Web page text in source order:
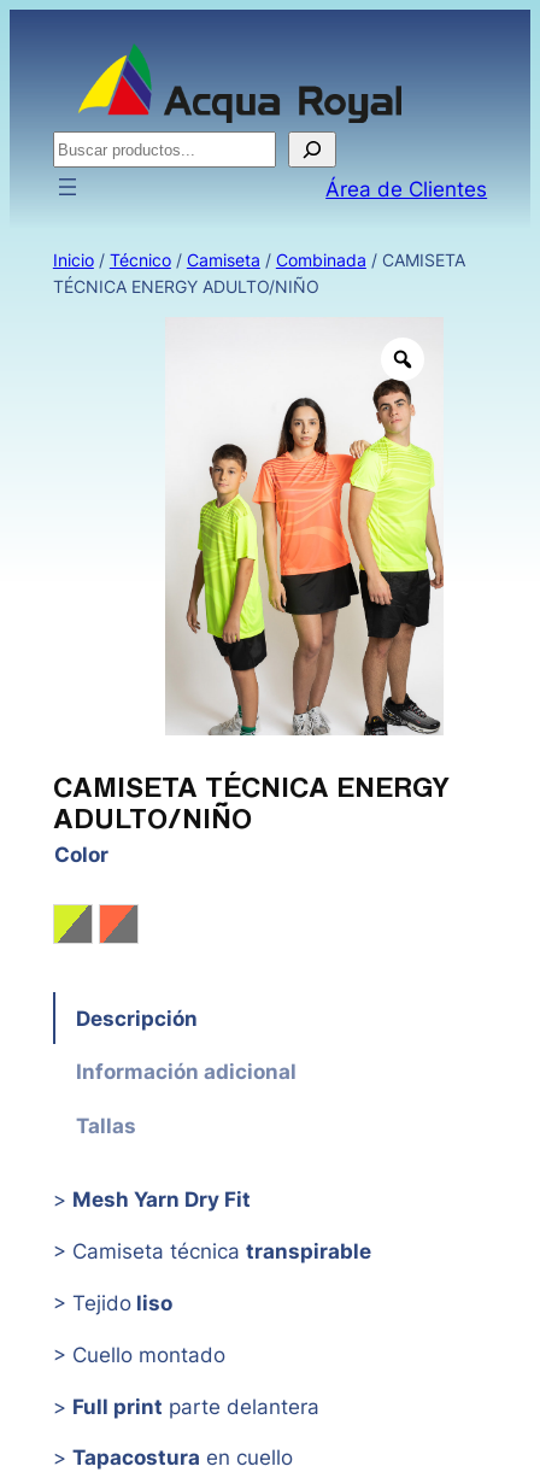
Buscar
Área de Clientes
Inicio/ Técnico/ Camiseta / Combinada / CAMISETA
TÉCNICA ENERGY ADULTO/NIÑO
CAMISETA TÉCNICA ENERGY
ADULTO/NIÑO
Color
Amarillo fluor / Gris
Coral / Gris
Descripción
Información adicional
Tallas
> Mesh Yarn Dry Fit
> Camiseta técnica transpirable
> Tejidoliso
> Cuello montado
> Full print parte delantera
> Tapacostura en cuello